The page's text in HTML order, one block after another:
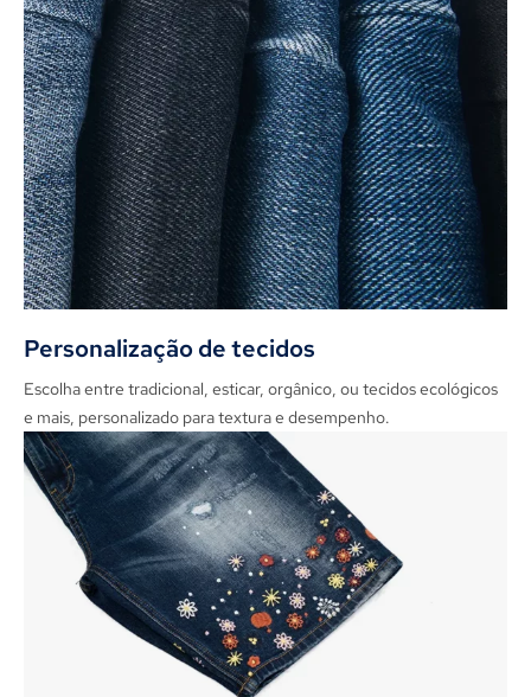
Personalização de tecidos
Escolha entre tradicional, esticar, orgânico, ou tecidos ecológicos
e mais, personalizado para textura e desempenho.